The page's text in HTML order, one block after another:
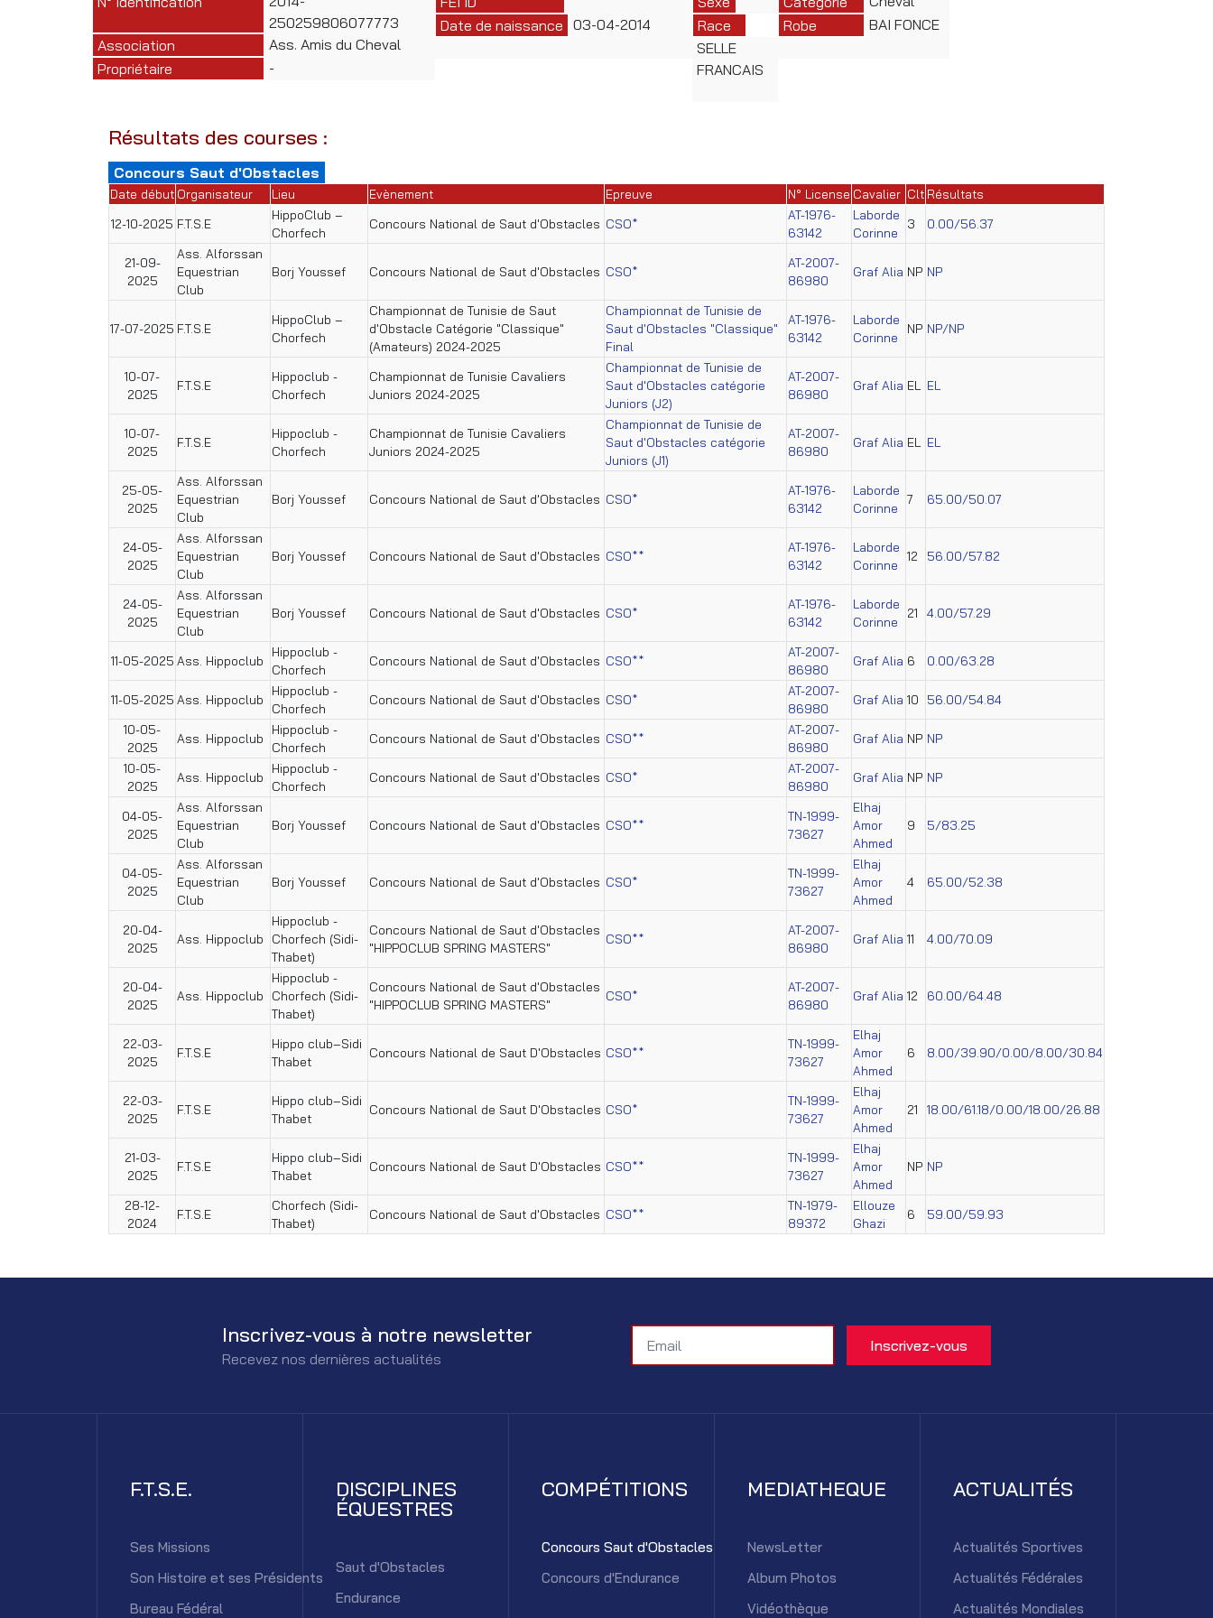
250259806077773
Association
Ass. Amis du Cheval
Propriétaire
-
Date de naissance 03-04-2014
Race
SELLE
FRANCAIS
Robe
BAI FONCE
Résultats des courses :
Concours Saut d'Obstacles
Date début Organisateur Lieu Evènement Epreuve N° License Cavalier Clt Résultats
12-10-2025 F.T.S.E
HippoClub –
Chorfech
Concours National de Saut d'Obstacles CSO*
AT-1976-
63142
Laborde
Corinne
3 0.00/56.37
21-09-
2025
Ass. Alforssan
Equestrian
Club
Borj Youssef Concours National de Saut d'Obstacles CSO*
AT-2007-
86980
Graf Alia NP NP
17-07-2025 F.T.S.E
HippoClub –
Chorfech
Championnat de Tunisie de Saut
d'Obstacle Catégorie "Classique"
(Amateurs) 2024-2025
Championnat de Tunisie de
Saut d'Obstacles "Classique"
Final
AT-1976-
63142
Laborde
Corinne
NP NP/NP
10-07-
2025
F.T.S.E
Hippoclub -
Chorfech
Championnat de Tunisie Cavaliers
Juniors 2024-2025
Championnat de Tunisie de
Saut d'Obstacles catégorie
Juniors (J2)
AT-2007-
86980
Graf Alia EL EL
10-07-
2025
F.T.S.E
Hippoclub -
Chorfech
Championnat de Tunisie Cavaliers
Juniors 2024-2025
Championnat de Tunisie de
Saut d'Obstacles catégorie
Juniors (J1)
AT-2007-
86980
Graf Alia EL EL
25-05-
2025
Ass. Alforssan
Equestrian
Club
Borj Youssef Concours National de Saut d'Obstacles CSO*
AT-1976-
63142
Laborde
Corinne
7 65.00/50.07
24-05-
2025
Ass. Alforssan
Equestrian
Club
Borj Youssef Concours National de Saut d'Obstacles CSO**
AT-1976-
63142
Laborde
Corinne
12 56.00/57.82
24-05-
2025
Ass. Alforssan
Equestrian
Club
Borj Youssef Concours National de Saut d'Obstacles CSO*
AT-1976-
63142
Laborde
Corinne
21 4.00/57.29
11-05-2025 Ass. Hippoclub
Hippoclub -
Chorfech
Concours National de Saut d'Obstacles CSO**
AT-2007-
86980
Graf Alia 6 0.00/63.28
11-05-2025 Ass. Hippoclub
Hippoclub -
Chorfech
Concours National de Saut d'Obstacles CSO*
AT-2007-
86980
Graf Alia 10 56.00/54.84
10-05-
2025
Ass. Hippoclub
Hippoclub -
Chorfech
Concours National de Saut d'Obstacles CSO**
AT-2007-
86980
Graf Alia NP NP
10-05-
2025
Ass. Hippoclub
Hippoclub -
Chorfech
Concours National de Saut d'Obstacles CSO*
AT-2007-
86980
Graf Alia NP NP
04-05-
2025
Ass. Alforssan
Equestrian
Club
Borj Youssef Concours National de Saut d'Obstacles CSO**
TN-1999-
73627
Elhaj
Amor
Ahmed
9 5/83.25
04-05-
2025
Ass. Alforssan
Equestrian
Club
Borj Youssef Concours National de Saut d'Obstacles CSO*
TN-1999-
73627
Elhaj
Amor
Ahmed
4 65.00/52.38
20-04-
2025
Ass. Hippoclub
Hippoclub -
Chorfech (Sidi-
Thabet)
Concours National de Saut d'Obstacles
"HIPPOCLUB SPRING MASTERS"
CSO**
AT-2007-
86980
Graf Alia 11 4.00/70.09
20-04-
2025
Ass. Hippoclub
Hippoclub -
Chorfech (Sidi-
Thabet)
Concours National de Saut d'Obstacles
"HIPPOCLUB SPRING MASTERS"
CSO*
AT-2007-
86980
Graf Alia 12 60.00/64.48
22-03-
2025
F.T.S.E
Hippo club–Sidi
Thabet
Concours National de Saut D'Obstacles CSO**
TN-1999-
73627
Elhaj
Amor
Ahmed
6 8.00/39.90/0.00/8.00/30.84
22-03-
2025
F.T.S.E
Hippo club–Sidi
Thabet
Concours National de Saut D'Obstacles CSO*
TN-1999-
73627
Elhaj
Amor
Ahmed
21 18.00/61.18/0.00/18.00/26.88
21-03-
2025
F.T.S.E
Hippo club–Sidi
Thabet
Concours National de Saut D'Obstacles CSO**
TN-1999-
73627
Elhaj
Amor
Ahmed
NP NP
28-12-
2024
F.T.S.E
Chorfech (Sidi-
Thabet)
Concours National de Saut d'Obstacles CSO**
TN-1979-
89372
Ellouze
Ghazi
6 59.00/59.93
Inscrivez-vous à notre newsletter
Recevez nos dernières actualités
F.T.S.E.
Ses Missions
Son Histoire et ses Présidents
Bureau Fédéral
DISCIPLINES
ÉQUESTRES
Saut d'Obstacles
Endurance
COMPÉTITIONS
Concours Saut d'Obstacles
Concours d'Endurance
MEDIATHEQUE
NewsLetter
Album Photos
Vidéothèque
ACTUALITÉS
Actualités Sportives
Actualités Fédérales
Actualités Mondiales